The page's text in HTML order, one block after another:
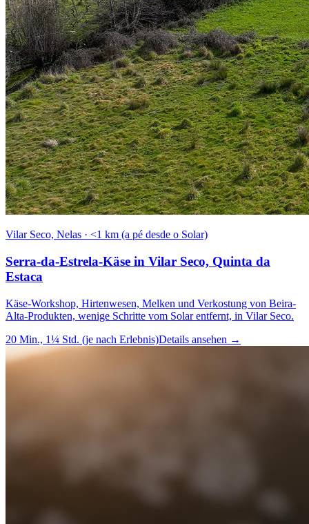
Vilar Seco, Nelas · <1 km (a pé desde o Solar)
Serra-da-Estrela-Käse in Vilar Seco, Quinta da
Estaca
Käse-Workshop, Hirtenwesen, Melken und Verkostung von Beira-
Alta-Produkten, wenige Schritte vom Solar entfernt, in Vilar Seco.
20 Min., 1¼ Std. (je nach Erlebnis)Details ansehen →